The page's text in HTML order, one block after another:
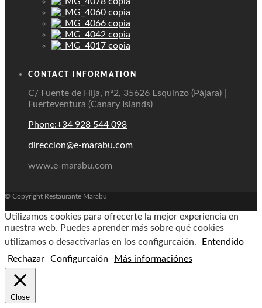
CONTACT INFORMATION
C/ Fuente de Hija, nº2, 35626 Esquinzo (Pájara) |
Fuerteventura (Canary Islands)
Phone:+34 928 544 098
direccion@e-marabu.com
www.e-marabu.com
© Copyright Restaurante Marabú
Utilizamos cookies para ofrecerte la mejor experiencia en
nuestra web. Puedes aprender más sobre qué cookies
utilizamos o desactivarlas en los configurcaión.
Entendido
Rechazar
Configurcaión Más informaciónes
Close